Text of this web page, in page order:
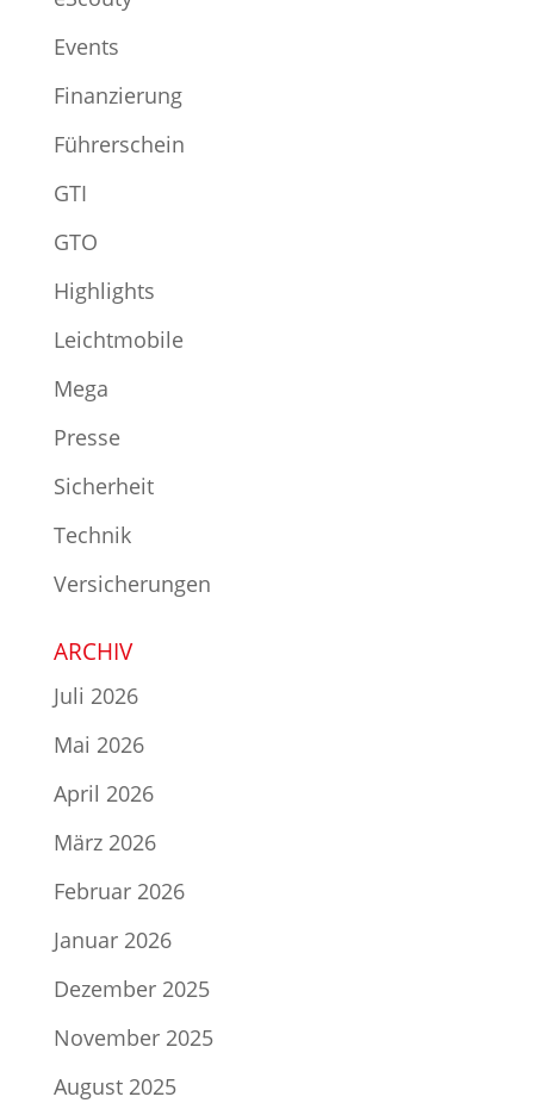
Events
Finanzierung
Führerschein
GTI
GTO
Highlights
Leichtmobile
Mega
Presse
Sicherheit
Technik
Versicherungen
ARCHIV
Juli 2026
Mai 2026
April 2026
März 2026
Februar 2026
Januar 2026
Dezember 2025
November 2025
August 2025